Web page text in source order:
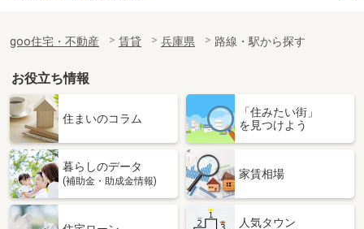
goo住宅・不動産 賃貸 兵庫県 路線・駅から探す
お役立ち情報
住まいのコラム
「住みたい街」
を見つけよう
暮らしのデータ
(補助金・助成金情報)
家賃相場
人気タウン